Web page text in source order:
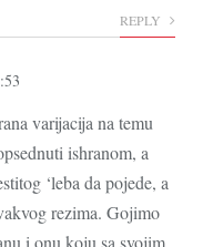
REPLY
varijacija na temu
ishranom, a
‘leba da pojede, a
rezima. Gojimo
i onu koju sa svojim